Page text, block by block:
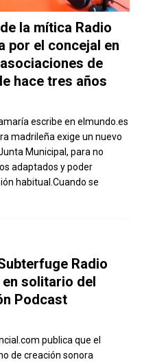
la mítica Radio
por el concejal en
de
hace tres años
escribe en elmundo.es
madrileña exige un nuevo
Municipal, para no
adaptados y poder
habitual.Cuando se
Radio
solitario del
Podcast
publica que el
de creación sonora